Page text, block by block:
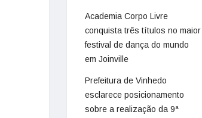
Academia Corpo Livre
conquista três títulos no maior
festival de dança do mundo
em Joinville
Prefeitura de Vinhedo
esclarece posicionamento
sobre a realização da 9ª